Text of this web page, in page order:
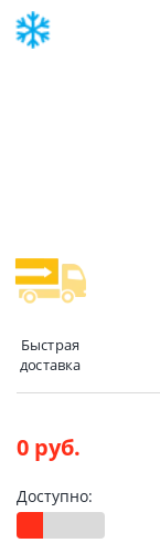
Быстрая
доставка
0 руб.
Доступно: